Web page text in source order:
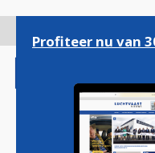
gaan
Profiteer nu van